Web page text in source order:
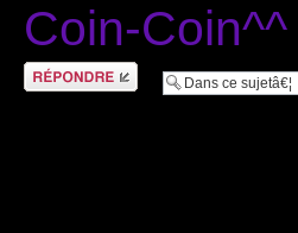
Coin-Coin^^
RÃ©pondre